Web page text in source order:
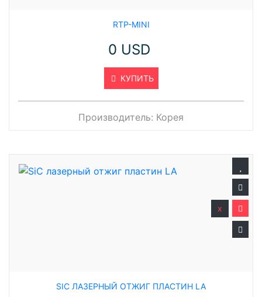
RTP-MINI
0 USD
КУПИТЬ
Производитель: Корея
SIC ЛАЗЕРНЫЙ ОТЖИГ ПЛАСТИН LA
x